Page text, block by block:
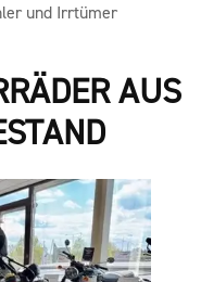
und Irrtümer
AUS